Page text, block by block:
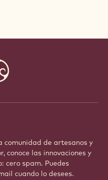
comunidad de artesanos y
conoce las innovaciones y
cero spam. Puedes
cuando lo desees.